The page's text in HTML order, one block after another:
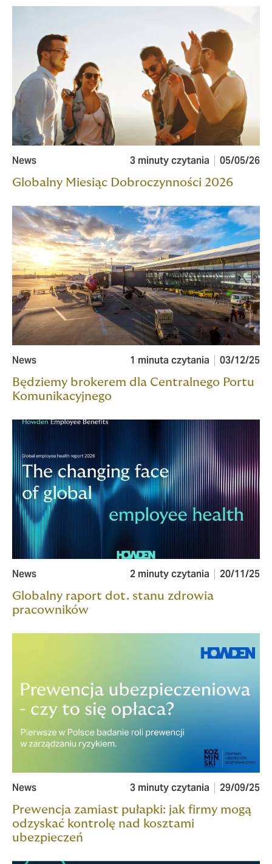
News 3 minuty czytania 05/05/26
Globalny Miesiąc Dobroczynności 2026
News 1 minuta czytania 03/12/25
Będziemy brokerem dla Centralnego Portu
Komunikacyjnego
News 2 minuty czytania 20/11/25
Globalny raport dot. stanu zdrowia
pracowników
News 3 minuty czytania 29/09/25
Prewencja zamiast pułapki: jak firmy mogą
odzyskać kontrolę nad kosztami
ubezpieczeń